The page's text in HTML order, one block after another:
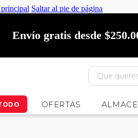
Saltar al pie de página
Envío gratis desde
OFERTAS